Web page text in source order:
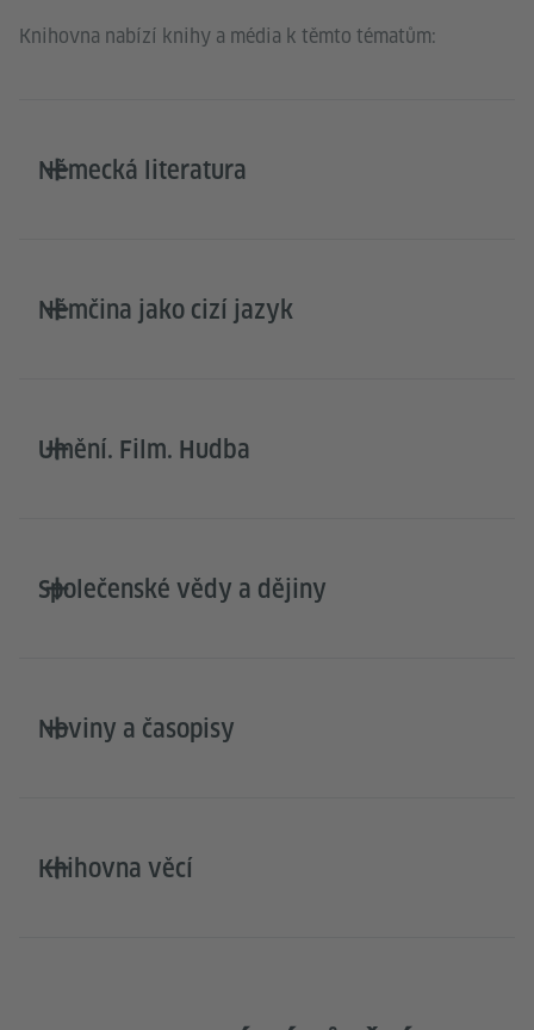
Knihovna nabízí knihy a média k těmto tématům:
Německá literatura
Němčina jako cizí jazyk
Umění. Film. Hudba
Společenské vědy a dějiny
Noviny a časopisy
Knihovna věcí